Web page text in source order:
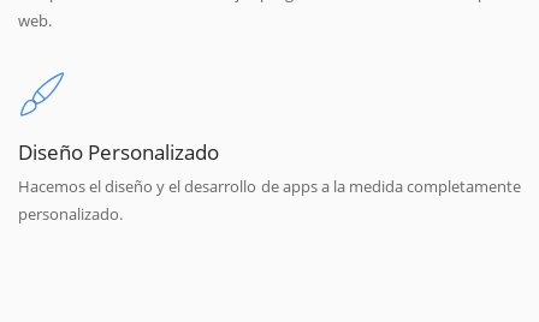
web.
Diseño Personalizado
Hacemos el diseño y el desarrollo de apps a la medida completamente
personalizado.